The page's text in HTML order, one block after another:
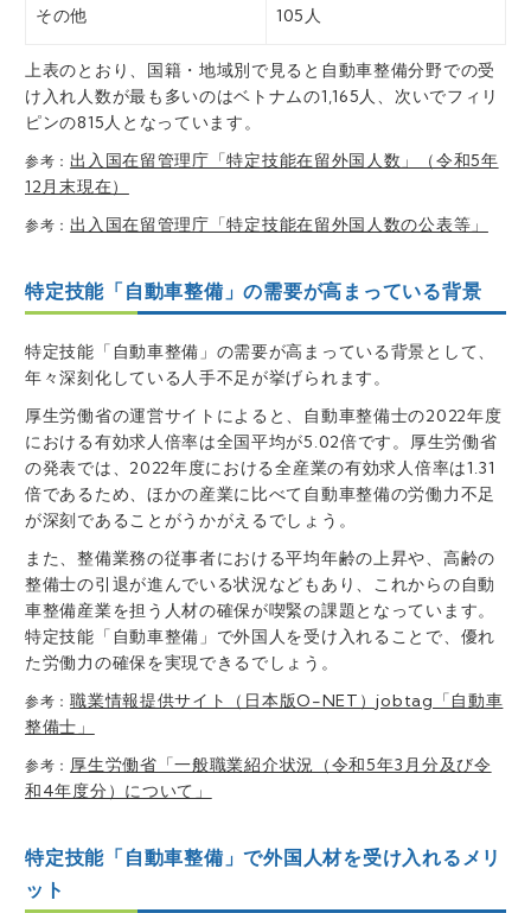
その他 105人
上表のとおり、国籍・地域別で見ると自動車整備分野での受
け入れ人数が最も多いのはベトナムの1,165人、次いでフィリ
ピンの815人となっています。
参考： 出入国在留管理庁「特定技能在留外国人数」（令和5年
12月末現在）
参考： 出入国在留管理庁「特定技能在留外国人数の公表等」
特定技能「自動車整備」の需要が高まっている背景
特定技能「自動車整備」の需要が高まっている背景として、
年々深刻化している人手不足が挙げられます。
厚生労働省の運営サイトによると、自動車整備士の2022年度
における有効求人倍率は全国平均が5.02倍です。厚生労働省
の発表では、2022年度における全産業の有効求人倍率は1.31
倍であるため、ほかの産業に比べて自動車整備の労働力不足
が深刻であることがうかがえるでしょう。
また、整備業務の従事者における平均年齢の上昇や、高齢の
整備士の引退が進んでいる状況などもあり、これからの自動
車整備産業を担う人材の確保が喫緊の課題となっています。
特定技能「自動車整備」で外国人を受け入れることで、優れ
た労働力の確保を実現できるでしょう。
参考：職業情報提供サイト（日本版O-NET）jobtag「自動車
整備士」
参考： 厚生労働省「一般職業紹介状況（令和5年3月分及び令
和4年度分）について」
特定技能「自動車整備」で外国人材を受け入れるメリ
ット